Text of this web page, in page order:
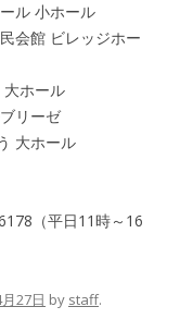
ル 小ホール
会館 ビレッジホー
ホール
リーゼ
大ホール
（平日11時～16
27日 by staff.